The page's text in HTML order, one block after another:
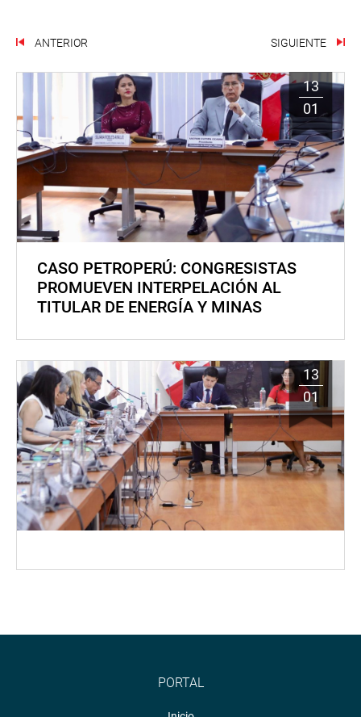
ANTERIOR SIGUIENTE
13
01
CASO PETROPERÚ: CONGRESISTAS
PROMUEVEN INTERPELACIÓN AL
TITULAR DE ENERGÍA Y MINAS
13
01
PORTAL